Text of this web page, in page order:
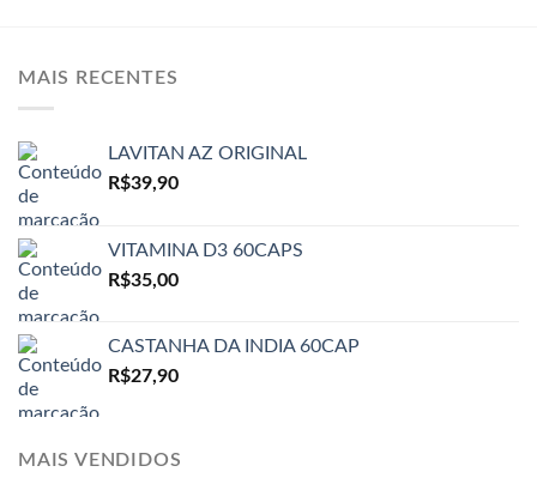
MAIS RECENTES
LAVITAN AZ ORIGINAL
R$39,90
VITAMINA D3 60CAPS
R$35,00
CASTANHA DA INDIA 60CAP
R$27,90
MAIS VENDIDOS